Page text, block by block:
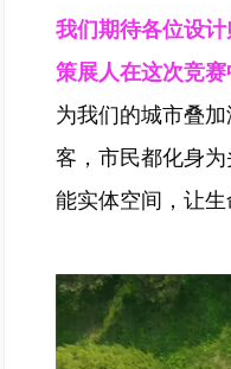
我们期待各位设计
策展人在这次竞赛
为我们的城市叠
客，市民都化身
能实体空间，让生